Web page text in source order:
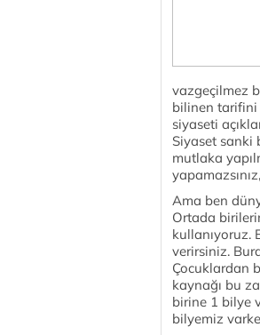
vazgeçilmez
bilinen tarifini
siyaseti
Siyaset sanki
mutlaka
Ama ben
Ortada
kullanıyoruz.
verirsiniz.
Çocuklardan
kaynağı bu
birine 1 bilye
bilyemiz